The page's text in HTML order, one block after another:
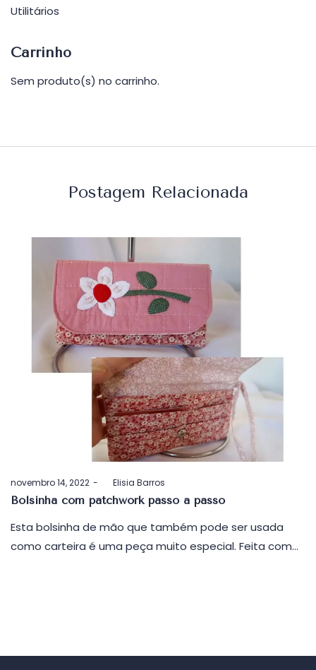
Utilitários
Carrinho
Sem produto(s) no carrinho.
Postagem Relacionada
Postado
em
novembro 14, 2022 byElisia Barros
Bolsinha com patchwork passo a passo
Esta bolsinha de mão que também pode ser usada
como carteira é uma peça muito especial. Feita com…